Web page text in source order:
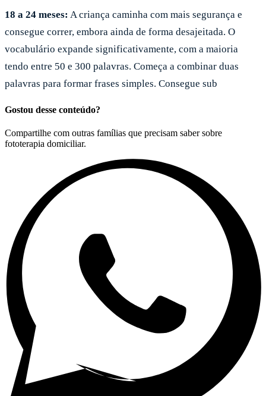
18 a 24 meses: A criança caminha com mais segurança e
consegue correr, embora ainda de forma desajeitada. O
vocabulário expande significativamente, com a maioria
tendo entre 50 e 300 palavras. Começa a combinar duas
palavras para formar frases simples. Consegue sub
Gostou desse conteúdo?
Compartilhe com outras famílias que precisam saber sobre
fototerapia domiciliar.